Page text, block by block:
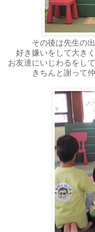
その後は先生の
好き嫌いをして大き
お友達にいじわるをし
きちんと謝って